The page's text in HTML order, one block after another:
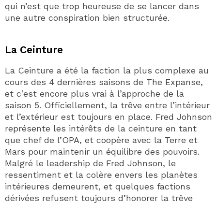
qui n’est que trop heureuse de se lancer dans
une autre conspiration bien structurée.
La Ceinture
La Ceinture a été la faction la plus complexe au
cours des 4 dernières saisons de The Expanse,
et c’est encore plus vrai à l’approche de la
saison 5. Officiellement, la trêve entre l’intérieur
et l’extérieur est toujours en place. Fred Johnson
représente les intérêts de la ceinture en tant
que chef de l’OPA, et coopère avec la Terre et
Mars pour maintenir un équilibre des pouvoirs.
Malgré le leadership de Fred Johnson, le
ressentiment et la colère envers les planètes
intérieures demeurent, et quelques factions
dérivées refusent toujours d’honorer la trêve